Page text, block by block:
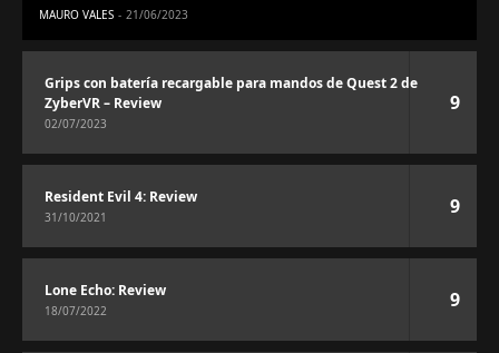
MAURO VALES 21/06/2023
Grips con batería recargable para mandos de Quest 2 de
ZyberVR – Review
02/07/2023
9
Resident Evil 4: Review
31/10/2021 9
Lone Echo: Review
18/07/2022 9